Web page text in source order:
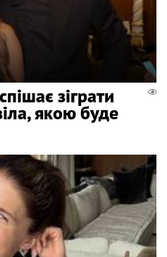
зіграти
якою буде